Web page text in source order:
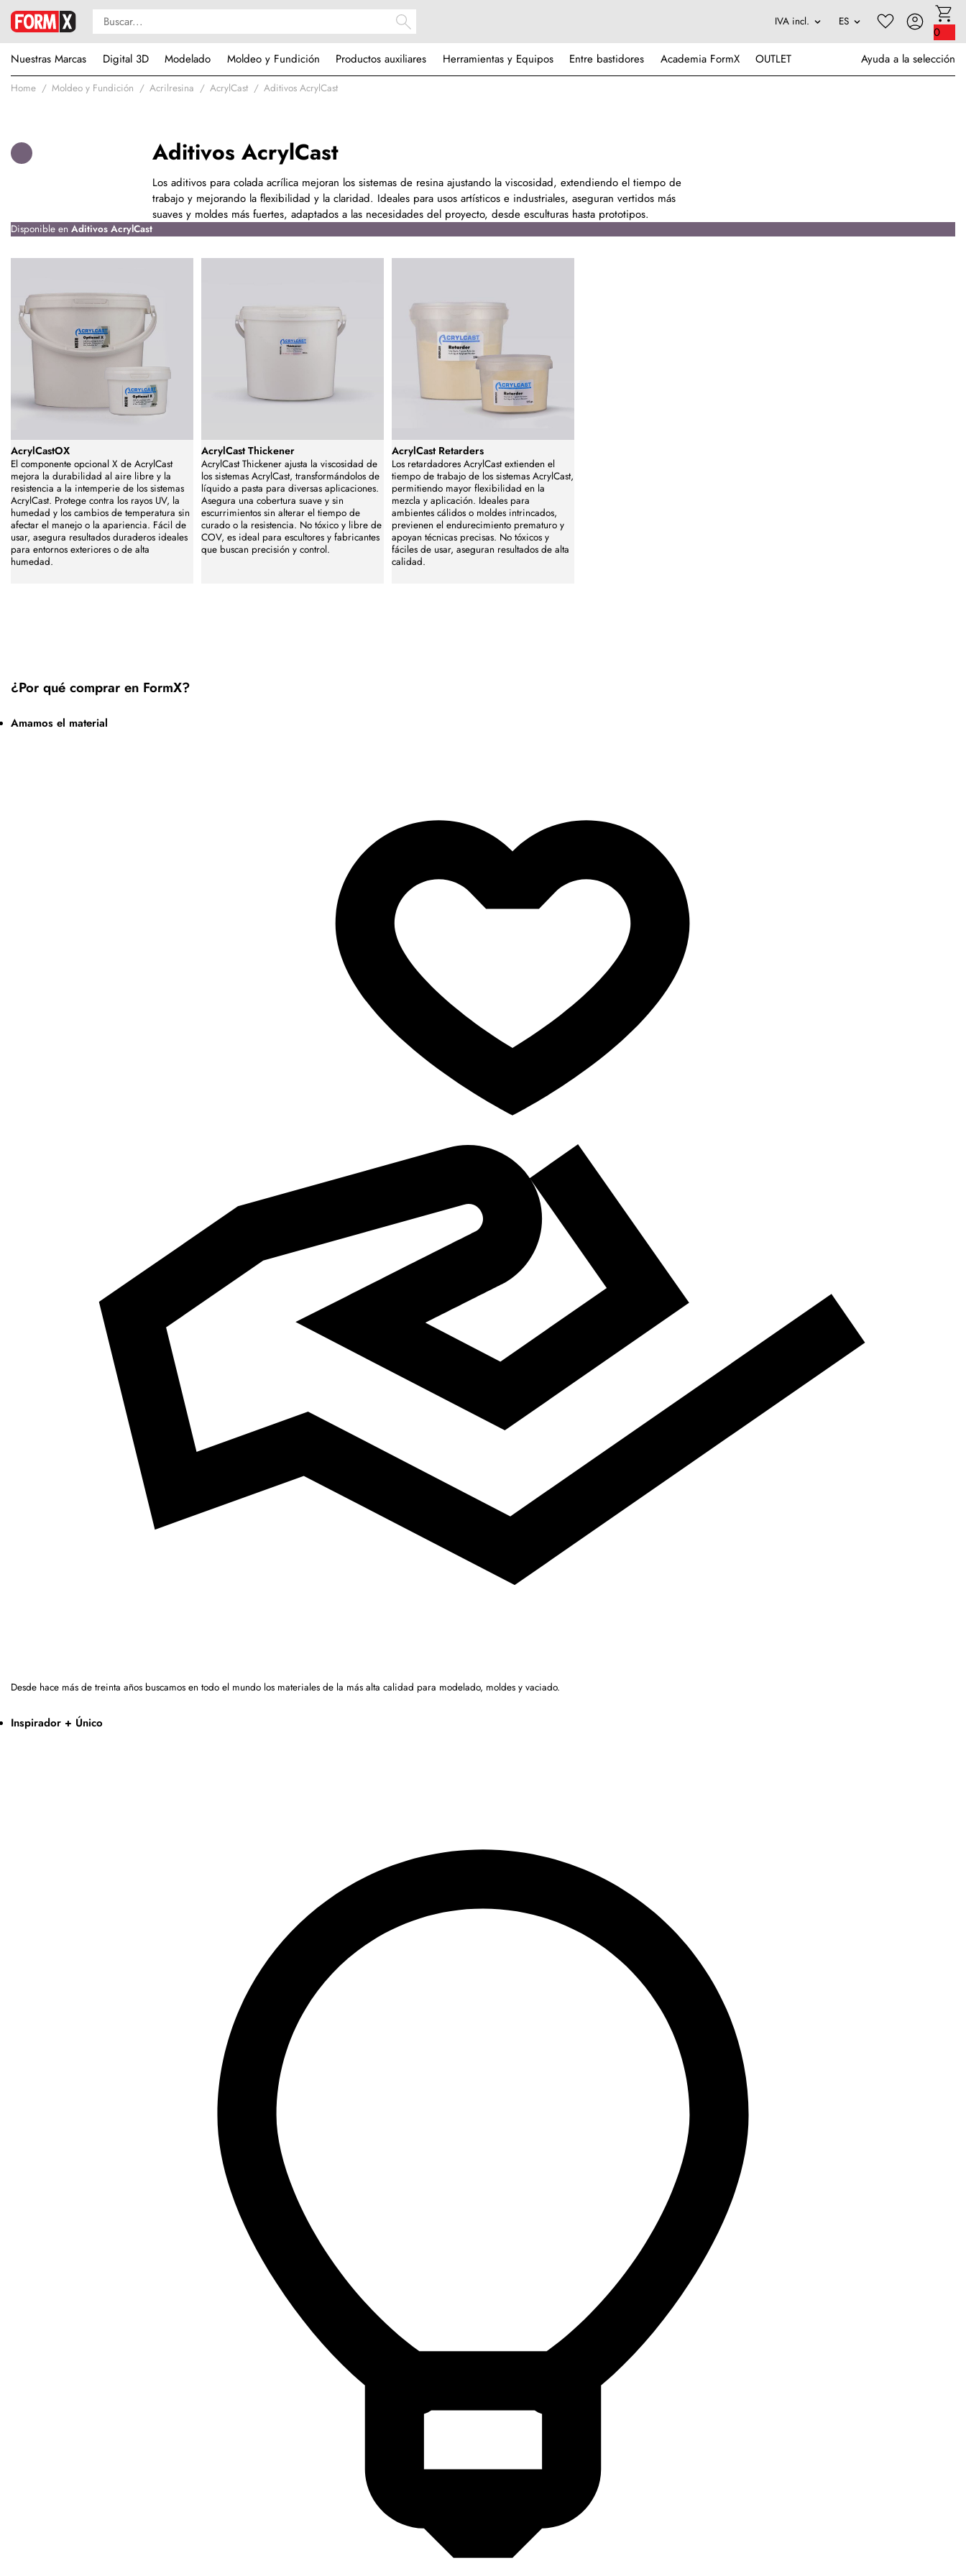
0
Nuestras Marcas
Digital 3D Modelado Moldeo y Fundición Productos auxiliares Herramientas y Equipos Entre bastidores Academia FormX OUTLET Ayuda a la selección
Home Moldeo y Fundición Acrilresina AcrylCast Aditivos AcrylCast
Aditivos AcrylCast
Los aditivos para colada acrílica mejoran los sistemas de resina ajustando la viscosidad, extendiendo el tiempo de
trabajo y mejorando la flexibilidad y la claridad. Ideales para usos artísticos e industriales, aseguran vertidos más
suaves y moldes más fuertes, adaptados a las necesidades del proyecto, desde esculturas hasta prototipos.
Disponible en Aditivos AcrylCast
AcrylCastOX
El componente opcional X de AcrylCast
mejora la durabilidad al aire libre y la
resistencia a la intemperie de los sistemas
AcrylCast. Protege contra los rayos UV, la
humedad y los cambios de temperatura sin
afectar el manejo o la apariencia. Fácil de
usar, asegura resultados duraderos ideales
para entornos exteriores o de alta
humedad.
AcrylCast Thickener
AcrylCast Thickener ajusta la viscosidad de
los sistemas AcrylCast, transformándolos de
líquido a pasta para diversas aplicaciones.
Asegura una cobertura suave y sin
escurrimientos sin alterar el tiempo de
curado o la resistencia. No tóxico y libre de
COV, es ideal para escultores y fabricantes
que buscan precisión y control.
AcrylCast Retarders
Los retardadores AcrylCast extienden el
tiempo de trabajo de los sistemas AcrylCast,
permitiendo mayor flexibilidad en la
mezcla y aplicación. Ideales para
ambientes cálidos o moldes intrincados,
previenen el endurecimiento prematuro y
apoyan técnicas precisas. No tóxicos y
fáciles de usar, aseguran resultados de alta
calidad.
¿Por qué comprar en FormX?
Amamos el material
Desde hace más de treinta años buscamos en todo el mundo los materiales de la más alta calidad para modelado, moldes y vaciado.
Inspirador + Único